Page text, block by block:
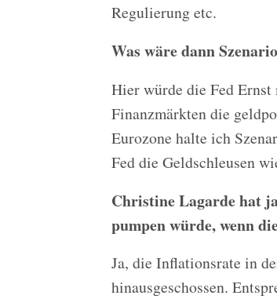
Regulierung etc.
Was wäre dann
Hier würde die Fed
Finanzmärkten die
Eurozone halte ich
Fed die Geldschleusen
Christine Lagarde hat
pumpen würde, wenn
Ja, die Inflationsrate in
hinausgeschossen.